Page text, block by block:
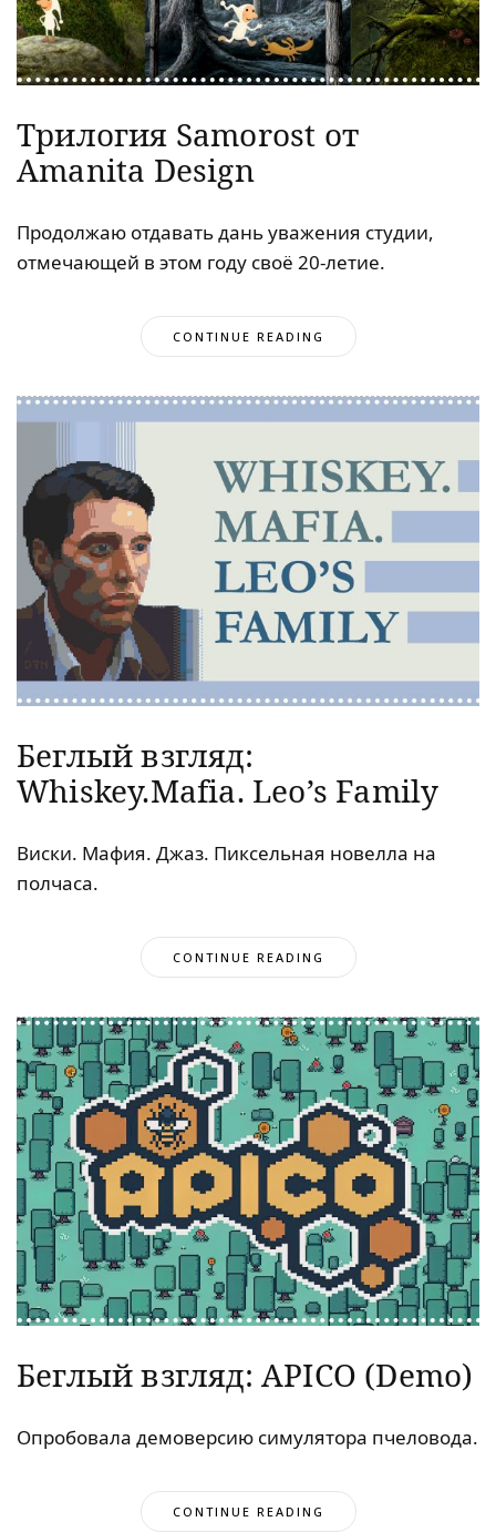
Трилогия Samorost от
Amanita Design
Продолжаю отдавать дань уважения студии,
отмечающей в этом году своё 20-летие.
CONTINUE READING
Беглый взгляд:
Whiskey.Mafia. Leo’s Family
Виски. Мафия. Джаз. Пиксельная новелла на
полчаса.
CONTINUE READING
Беглый взгляд: APICO (Demo)
Опробовала демоверсию симулятора пчеловода.
CONTINUE READING